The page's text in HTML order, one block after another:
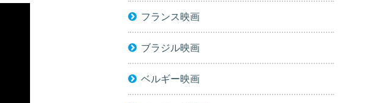
フランス映画
ブラジル映画
ベルギー映画